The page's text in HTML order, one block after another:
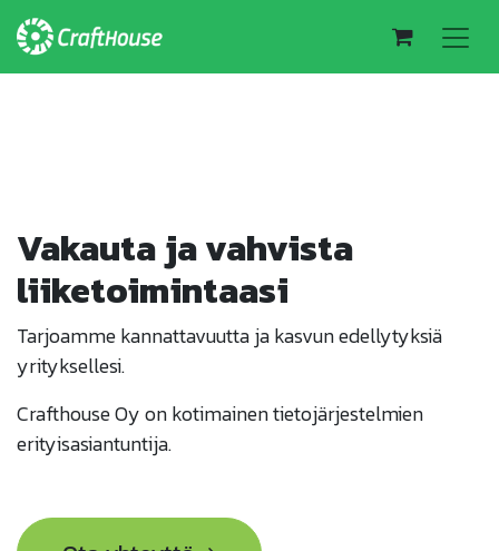
Vakauta ja vahvista
liiketoimintaasi
Tarjoamme kannattavuutta ja kasvun edellytyksiä
yrityksellesi.
Crafthouse Oy on kotimainen tietojärjestelmien
erityisasiantuntija.